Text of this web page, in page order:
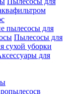
пылесосы для
Пылесосы для
сухой уборки
для